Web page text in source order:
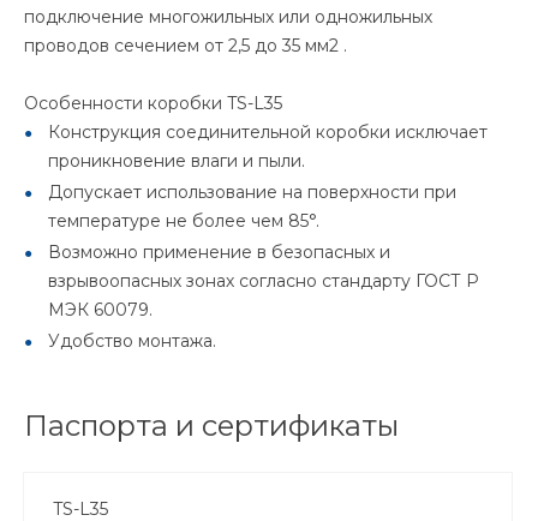
подключение многожильных или одножильных
проводов сечением от 2,5 до 35 мм2 .
Особенности коробки TS-L35
Конструкция соединительной коробки исключает
проникновение влаги и пыли.
Допускает использование на поверхности при
температуре не более чем 85°.
Возможно применение в безопасных и
взрывоопасных зонах согласно стандарту ГОСТ Р
МЭК 60079.
Удобство монтажа.
Паспорта и сертификаты
TS-L35